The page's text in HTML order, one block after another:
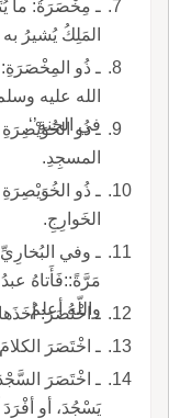
ـ مِخْصَرَةُ: ما
المَلِكُ يُشيرُ
ـ ذُو المِخْصَرَةِ:
الله عليه
في الجنةِ’‘.
ـ ذُو
المسجِدِ.
ـ ذُو
الخَوارِجِ.
ـ وفي
مَرَّةً::فَأَتاهُ
واللّهُ أعلمُ.
ـ اخْتَصَرَ:
ـ اخْتَصَرَ
ـ اخْتَصَرَ
يَسْجُدَ، أو أفْرَدَ